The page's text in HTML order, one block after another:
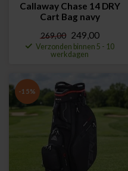
Callaway Chase 14 DRY
Cart Bag navy
269,00 249,00
Verzonden binnen 5 - 10
werkdagen
-15%